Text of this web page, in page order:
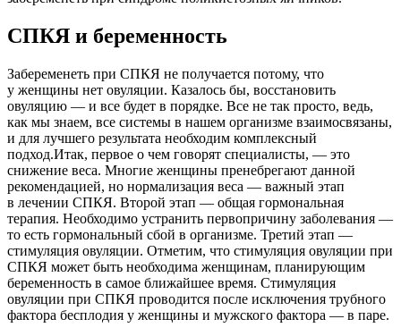
СПКЯ и беременность
Забеременеть при СПКЯ не получается потому, что
у женщины нет овуляции. Казалось бы, восстановить
овуляцию — и все будет в порядке. Все не так просто, ведь,
как мы знаем, все системы в нашем организме взаимосвязаны,
и для лучшего результата необходим комплексный
подход.Итак, первое о чем говорят специалисты, — это
снижение веса. Многие женщины пренебрегают данной
рекомендацией, но нормализация веса — важный этап
в лечении СПКЯ. Второй этап — общая гормональная
терапия. Необходимо устранить первопричину заболевания —
то есть гормональный сбой в организме. Третий этап —
стимуляция овуляции. Отметим, что стимуляция овуляции при
СПКЯ может быть необходима женщинам, планирующим
беременность в самое ближайшее время. Стимуляция
овуляции при СПКЯ проводится после исключения трубного
фактора бесплодия у женщины и мужского фактора — в паре.